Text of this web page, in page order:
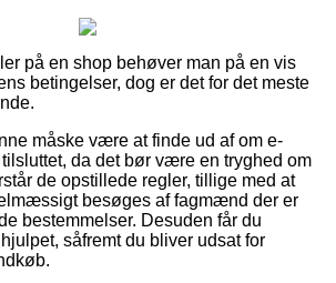
på en shop behøver man på en vis
betingelser, dog er det for det meste
måske være at finde ud af om e-
da det bør være en tryghed om
de opstillede regler, tillige med at
besøges af fagmænd der er
bestemmelser. Desuden får du
såfremt du bliver udsat for